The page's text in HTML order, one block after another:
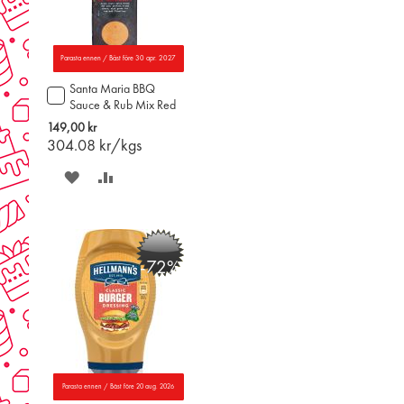
Parasta ennen / Bäst före 30 apr. 2027
Santa Maria BBQ
Sauce & Rub Mix Red
Chili & Ginger
kryddblandning 490g
149,00 kr
304.08 kr/kgs
Lägg
till
i
varukorgen
SPARA
ÖNSKELISTAN
JÄMFÖR
Parasta ennen / Bäst före 20 aug. 2026
-72%